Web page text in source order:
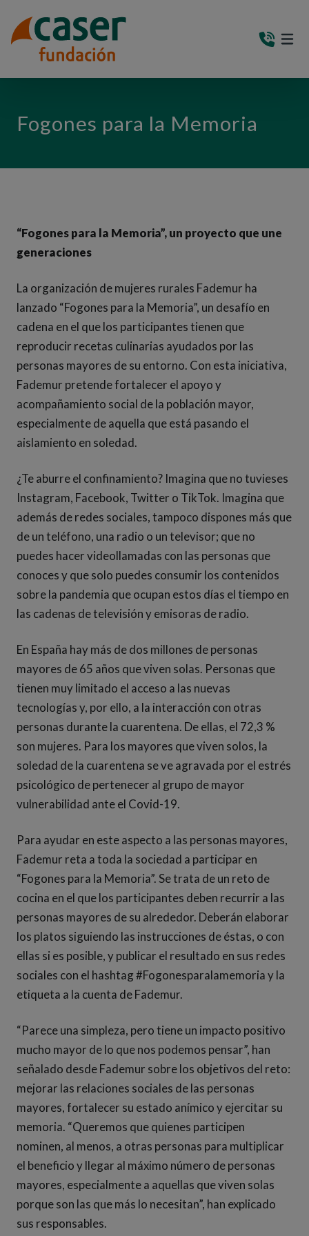
Fogones para la Memoria
“Fogones para la Memoria”, un proyecto que une
generaciones
La organización de mujeres rurales Fademur ha
lanzado “Fogones para la Memoria”, un desafío en
cadena en el que los participantes tienen que
reproducir recetas culinarias ayudados por las
personas mayores de su entorno. Con esta iniciativa,
Fademur pretende fortalecer el apoyo y
acompañamiento social de la población mayor,
especialmente de aquella que está pasando el
aislamiento en soledad.
¿Te aburre el confinamiento? Imagina que no tuvieses
Instagram, Facebook, Twitter o TikTok. Imagina que
además de redes sociales, tampoco dispones más que
de un teléfono, una radio o un televisor; que no
puedes hacer videollamadas con las personas que
conoces y que solo puedes consumir los contenidos
sobre la pandemia que ocupan estos días el tiempo en
las cadenas de televisión y emisoras de radio.
En España hay más de dos millones de personas
mayores de 65 años que viven solas. Personas que
tienen muy limitado el acceso a las nuevas
tecnologías y, por ello, a la interacción con otras
personas durante la cuarentena. De ellas, el 72,3 %
son mujeres. Para los mayores que viven solos, la
soledad de la cuarentena se ve agravada por el estrés
psicológico de pertenecer al grupo de mayor
vulnerabilidad ante el Covid-19.
Para ayudar en este aspecto a las personas mayores,
Fademur reta a toda la sociedad a participar en
“Fogones para la Memoria”. Se trata de un reto de
cocina en el que los participantes deben recurrir a las
personas mayores de su alrededor. Deberán elaborar
los platos siguiendo las instrucciones de éstas, o con
ellas si es posible, y publicar el resultado en sus redes
sociales con el hashtag #Fogonesparalamemoria y la
etiqueta a la cuenta de Fademur.
“Parece una simpleza, pero tiene un impacto positivo
mucho mayor de lo que nos podemos pensar”, han
señalado desde Fademur sobre los objetivos del reto:
mejorar las relaciones sociales de las personas
mayores, fortalecer su estado anímico y ejercitar su
memoria. “Queremos que quienes participen
nominen, al menos, a otras personas para multiplicar
el beneficio y llegar al máximo número de personas
mayores, especialmente a aquellas que viven solas
porque son las que más lo necesitan”, han explicado
sus responsables.